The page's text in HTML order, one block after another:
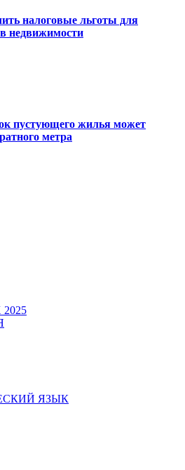
налоговые льготы для
недвижимости
пустующего жилья может
метра
ЯЗЫК